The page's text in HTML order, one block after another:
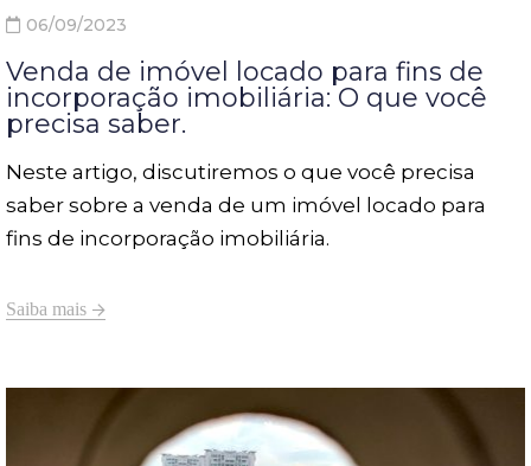
06/09/2023
Venda de imóvel locado para fins de
incorporação imobiliária: O que você
precisa saber.
Neste artigo, discutiremos o que você precisa
saber sobre a venda de um imóvel locado para
fins de incorporação imobiliária.
Saiba mais